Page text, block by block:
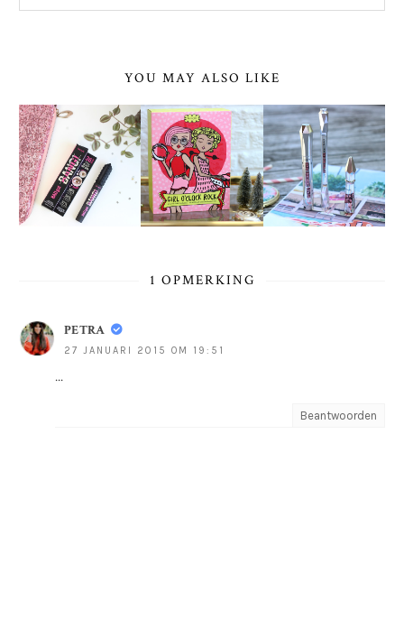
YOU MAY ALSO LIKE
1 OPMERKING
PETRA
27 JANUARI 2015 OM 19:51
...
Beantwoorden